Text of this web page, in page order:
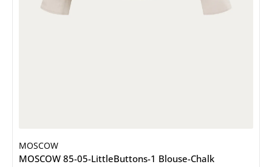
MOSCOW
MOSCOW 85-05-LittleButtons-1 Blouse-Chalk